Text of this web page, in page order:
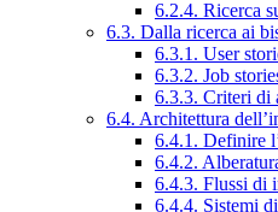
6.2.4. Ricerca
6.3. Dalla ricerca ai
6.3.1. User
6.3.2. Job
6.3.3. Criteri di
6.4. Architettura
6.4.1. Definire
6.4.2.
6.4.3. Flussi di
6.4.4. Sistemi